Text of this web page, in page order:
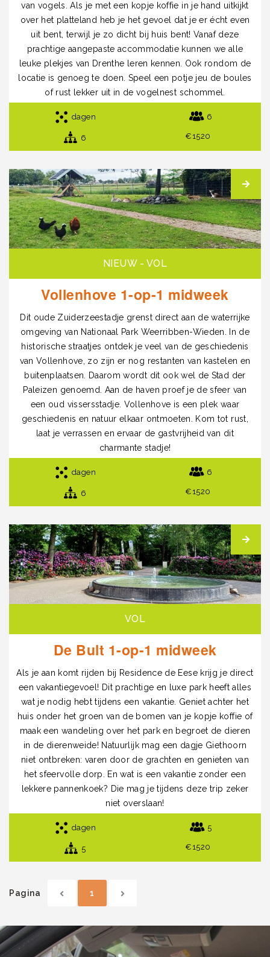
van vogels. Als je met een kopje koffie in je hand uitkijkt
over het platteland heb je het gevoel dat je er écht even
uit bent, terwijl je zo dicht bij huis bent! Vanaf deze
prachtige aangepaste accommodatie kunnen we alle
leuke plekjes van Drenthe leren kennen. Ook rondom de
locatie is genoeg te doen. Speel een potje jeu de boules
of rust lekker uit in de vogelnest schommel.
dagen 6
6 €1520
NIEUW - VOL
Vollenhove 1-op-1 midweek
Dit oude Zuiderzeestadje grenst direct aan de waterrijke
omgeving van Nationaal Park Weerribben-Wieden. In de
historische straatjes ontdek je veel van de geschiedenis
van Vollenhove, zo zijn er nog restanten van kastelen en
buitenplaatsen. Daarom wordt dit ook wel de Stad der
Paleizen genoemd. Aan de haven proef je de sfeer van
een oud vissersstadje. Vollenhove is een plek waar
geschiedenis en natuur elkaar ontmoeten. Kom tot rust,
laat je verrassen en ervaar de gastvrijheid van dit
charmante stadje!
dagen 6
6 €1520
VOL
De Bult 1-op-1 midweek
Als je aan komt rijden bij Residence de Eese krijg je direct
een vakantiegevoel! Dit prachtige en luxe park heeft alles
wat je nodig hebt tijdens een vakantie. Geniet achter het
huis onder het groen van de bomen van je kopje koffie of
maak een wandeling over het park en begroet de dieren
in de dierenweide! Natuurlijk mag een dagje Giethoorn
niet ontbreken: varen door de grachten en genieten van
het sfeervolle dorp. En wat is een vakantie zonder een
lekkere pannenkoek? Die mag je tijdens deze trip zeker
niet overslaan!
dagen 5
5 €1520
Pagina 1